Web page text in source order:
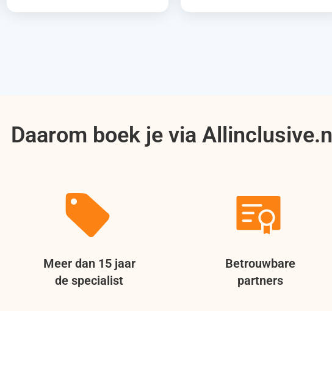
Daarom boek je via Allinclusive.nl
Meer dan 15 jaar
de specialist
Betrouwbare
partners